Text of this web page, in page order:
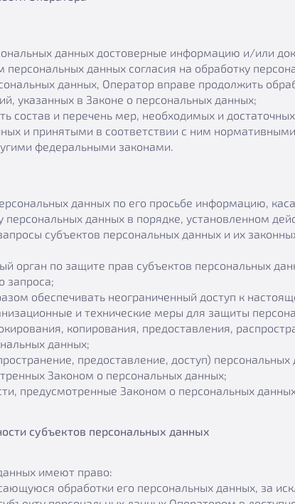
данных достоверные информацию и/или
персональных данных согласия на обработку
данных, Оператор вправе продолжить
указанных в Законе о персональных данных;
состав и перечень мер, необходимых и
и принятыми в соответствии с ним
федеральными законами.
данных по его просьбе информацию,
персональных данных в порядке, установленном
субъектов персональных данных и их
орган по защите прав субъектов персональных
запроса;
обеспечивать неограниченный доступ к
и технические меры для защиты
копирования, предоставления,
данных;
предоставление, доступ)
Законом о персональных данных;
предусмотренные Законом о персональных
субъектов персональных данных
имеют право:
обработки его персональных данных, за